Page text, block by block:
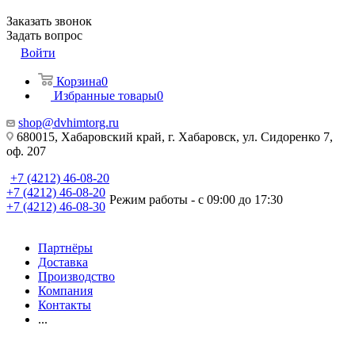
Заказать звонок
Задать вопрос
Войти
Корзина0
Избранные товары0
shop@dvhimtorg.ru
680015, Хабаровский край, г. Хабаровск, ул. Сидоренко 7,
оф. 207
+7 (4212) 46-08-20
+7 (4212) 46-08-20
+7 (4212) 46-08-30
Режим работы - с 09:00 до 17:30
Партнёры
Доставка
Производство
Компания
Контакты
...